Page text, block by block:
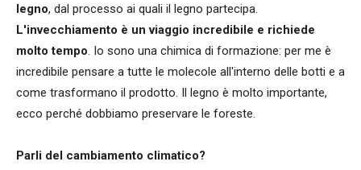
legno, dal processo ai quali il legno partecipa.
L'invecchiamento è un viaggio incredibile e richiede
molto tempo. Io sono una chimica di formazione: per me è
incredibile pensare a tutte le molecole all'interno delle botti e a
come trasformano il prodotto. Il legno è molto importante,
ecco perché dobbiamo preservare le foreste.
Parli del cambiamento climatico?